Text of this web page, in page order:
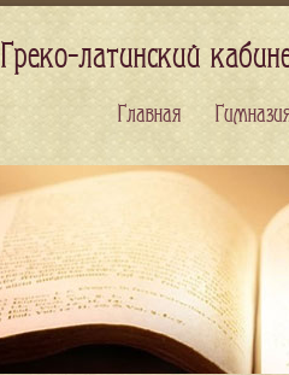
Греко-латинский
Главная